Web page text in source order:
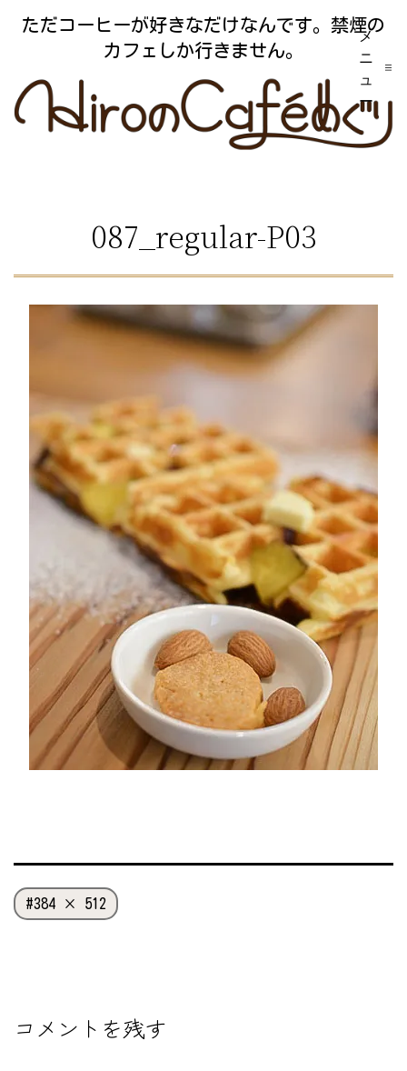
ン
ただコーヒーが好きなだけなんです。禁煙の
カフェしか行きません。
メ
ニ
ュ
ー
087_regular-P03
フ
ル
384 × 512
コメントを残す